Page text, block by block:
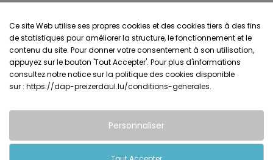
Ce site Web utilise ses propres cookies et des cookies tiers à des fins
de statistiques pour améliorer la structure, le fonctionnement et le
contenu du site. Pour donner votre consentement à son utilisation,
appuyez sur le bouton 'Tout Accepter'. Pour plus d'informations
consultez notre notice sur la politique des cookies disponible
sur : https://dap-preizerdaul.lu/conditions-generales.
Personnaliser